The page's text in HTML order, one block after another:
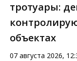
тротуары:
объектах
07 августа 2026,